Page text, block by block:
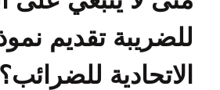
للضريبة تقديم
الاتحادية للضرائب؟